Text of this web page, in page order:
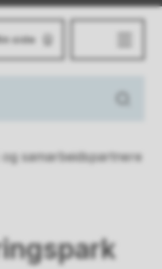
side
samarbeidspartnere